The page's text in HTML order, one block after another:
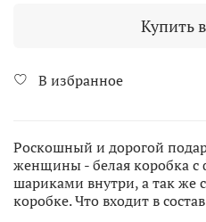
Купить
В избранное
Роскошный и дорогой
женщины - белая коробка
шариками внутри, а так же
коробке. Что входит в